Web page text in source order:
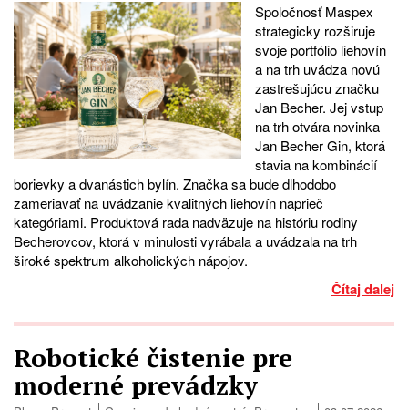
Spoločnosť Maspex
strategicky rozširuje
svoje portfólio liehovín
a na trh uvádza novú
zastrešujúcu značku
Jan Becher. Jej vstup
na trh otvára novinka
Jan Becher Gin, ktorá
stavia na kombinácií
borievky a dvanástich bylín. Značka sa bude dlhodobo
zameriavať na uvádzanie kvalitných liehovín naprieč
kategóriami. Produktová rada nadväzuje na históriu rodiny
Becherovcov, ktorá v minulosti vyrábala a uvádzala na trh
široké spektrum alkoholických nápojov.
Čítaj dalej
Robotické čistenie pre
moderné prevádzky